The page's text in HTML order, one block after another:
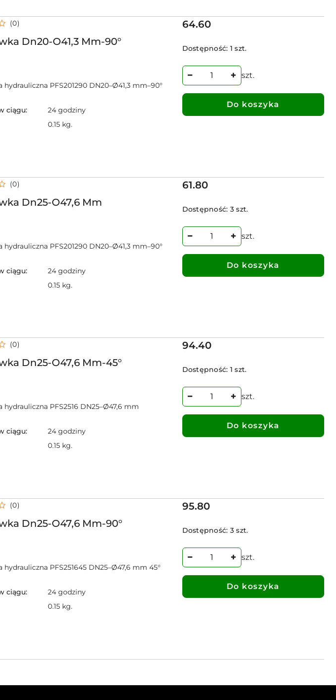
Dn20-O41,3 Mm-90°
(0)
hydrauliczna PFS201290 DN20–Ø41,3 mm–90°
ciągu:
24 godziny
0.15 kg.
Cena:
64.60
Dostępność: 1 szt.
szt.
Do koszyka
Dn25-O47,6 Mm
(0)
hydrauliczna PFS201290 DN20–Ø41,3 mm–90°
ciągu:
24 godziny
0.15 kg.
Cena:
61.80
Dostępność: 3 szt.
szt.
Do koszyka
Dn25-O47,6 Mm-45°
(0)
hydrauliczna PFS2516 DN25–Ø47,6 mm
ciągu:
24 godziny
0.15 kg.
Cena:
94.40
Dostępność: 1 szt.
szt.
Do koszyka
Dn25-O47,6 Mm-90°
(0)
hydrauliczna PFS251645 DN25–Ø47,6 mm 45°
ciągu:
24 godziny
0.15 kg.
Cena:
95.80
Dostępność: 3 szt.
szt.
Do koszyka